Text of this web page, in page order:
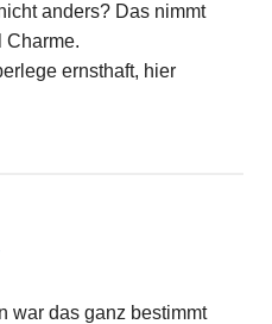
anders? Das nimmt
Charme.
ernsthaft, hier
war das ganz bestimmt